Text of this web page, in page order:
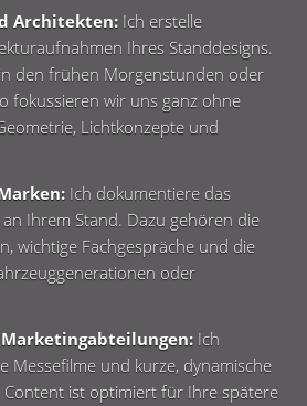
Architekten: Ich erstelle
Ihres Standdesigns.
den frühen Morgenstunden oder
fokussieren wir uns ganz ohne
Lichtkonzepte und
Ich dokumentiere das
Ihrem Stand. Dazu gehören die
wichtige Fachgespräche und die
oder
Ich
Messefilme und kurze, dynamische
Content ist optimiert für Ihre spätere